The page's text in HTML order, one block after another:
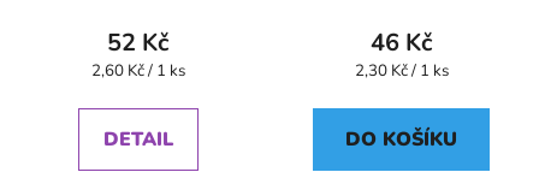
52 Kč
Měrná
2,60 Kč / 1 ks
DETAIL
46 Kč
Měrná
2,30 Kč / 1 ks
DO KOŠÍKU